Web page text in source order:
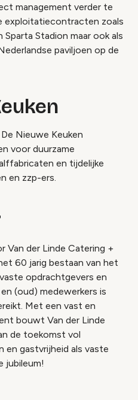
management verder te
exploitatiecontracten zoals
Stadion maar ook als
paviljoen op de
Nieuwe Keuken
voor duurzame
en tijdelijke
en zzp-ers.
Van der Linde Catering +
60 jarig bestaan van het
opdrachtgevers en
(oud) medewerkers is
Met een vast en
bouwt Van der Linde
de toekomst vol
en gastvrijheid als vaste
jubileum!